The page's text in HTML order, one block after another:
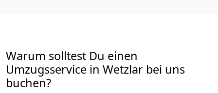
Warum solltest Du einen
Umzugsservice in Wetzlar bei uns
buchen?